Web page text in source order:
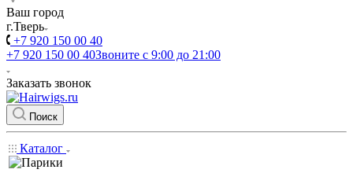
Ваш город
г.Тверь
+7 920 150 00 40
+7 920 150 00 40Звоните с 9:00 до 21:00
Заказать звонок
Поиск
Каталог